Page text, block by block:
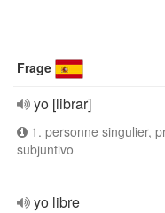
Frage
yo [librar]
1. personne singulier,
subjuntivo
yo libre